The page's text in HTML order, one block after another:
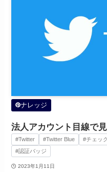
ナレッジ
法人アカウント目線で
#Twitter #Twitter Blue #チェッ
#認証バッジ
2023年1月11日